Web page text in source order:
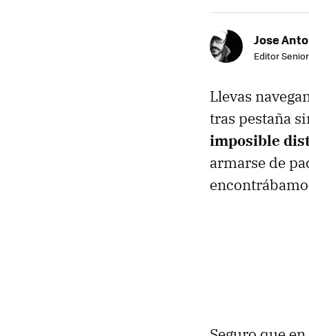
Jose
Editor Senior
Llevas
tras pestaña
imposible
armarse de